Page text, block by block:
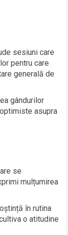
sesiuni care
pentru care
generală de
gândurilor
asupra
se
mulțumirea
în rutina
o atitudine